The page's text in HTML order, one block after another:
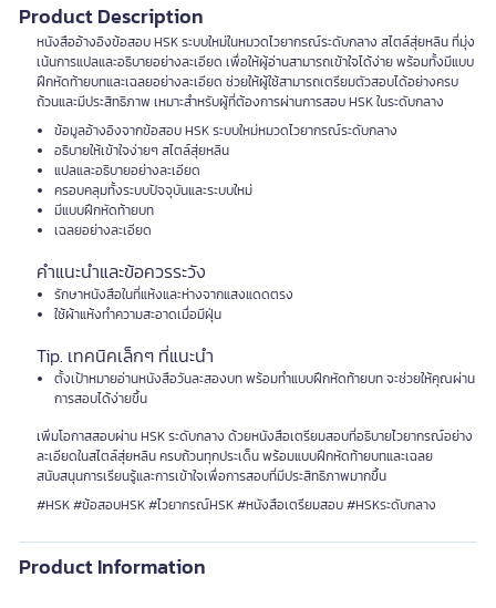
Product Description
หนังสืออ้างอิงข้อสอบ HSK ระบบใหม่ในหมวดไวยากรณ์ระดับกลาง สไตล์สุ่ยหลิน ที่มุ่ง
เน้นการแปลและอธิบายอย่างละเอียด เพื่อให้ผู้อ่านสามารถเข้าใจได้ง่าย พร้อมทั้งมีแบบ
ฝึกหัดท้ายบทและเฉลยอย่างละเอียด ช่วยให้ผู้ใช้สามารถเตรียมตัวสอบได้อย่างครบ
ถ้วนและมีประสิทธิภาพ เหมาะสำหรับผู้ที่ต้องการผ่านการสอบ HSK ในระดับกลาง
ข้อมูลอ้างอิงจากข้อสอบ HSK ระบบใหม่หมวดไวยากรณ์ระดับกลาง
อธิบายให้เข้าใจง่ายๆ สไตล์สุ่ยหลิน
แปลและอธิบายอย่างละเอียด
ครอบคลุมทั้งระบบปัจจุบันและระบบใหม่
มีแบบฝึกหัดท้ายบท
เฉลยอย่างละเอียด
คำแนะนำและข้อควรระวัง
รักษาหนังสือในที่แห้งและห่างจากแสงแดดตรง
ใช้ผ้าแห้งทำความสะอาดเมื่อมีฝุ่น
Tip. เทคนิคเล็กๆ ที่แนะนำ
ตั้งเป้าหมายอ่านหนังสือวันละสองบท พร้อมทำแบบฝึกหัดท้ายบท จะช่วยให้คุณผ่าน
การสอบได้ง่ายขึ้น
เพิ่มโอกาสสอบผ่าน HSK ระดับกลาง ด้วยหนังสือเตรียมสอบที่อธิบายไวยากรณ์อย่าง
ละเอียดในสไตล์สุ่ยหลิน ครบถ้วนทุกประเด็น พร้อมแบบฝึกหัดท้ายบทและเฉลย
สนับสนุนการเรียนรู้และการเข้าใจเพื่อการสอบที่มีประสิทธิภาพมากขึ้น
#HSK #ข้อสอบHSK #ไวยากรณ์HSK #หนังสือเตรียมสอบ #HSKระดับกลาง
Product Information